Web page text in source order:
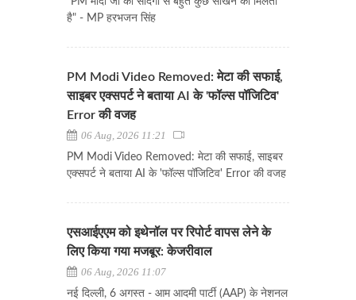
है" - MP हरभजन सिंह
PM Modi Video Removed: मेटा की सफाई,
साइबर एक्सपर्ट ने बताया AI के 'फॉल्स पॉजिटिव'
Error की वजह
06 Aug, 2026 11:21
PM Modi Video Removed: मेटा की सफाई, साइबर
एक्सपर्ट ने बताया AI के 'फॉल्स पॉजिटिव' Error की वजह
एसआईएएम को इथेनॉल पर रिपोर्ट वापस लेने के
लिए किया गया मजबूर: केजरीवाल
06 Aug, 2026 11:07
नई दिल्ली, 6 अगस्त - आम आदमी पार्टी (AAP) के नेशनल